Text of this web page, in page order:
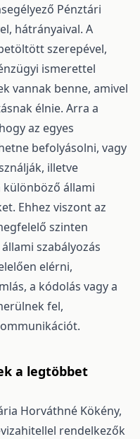
Pénztári
hátrányaival. A
szerepével,
ismerettel
vannak benne, amivel
élnie. Arra a
az egyes
befolyásolni, vagy
illetve
különböző állami
Ehhez viszont az
szinten
szabályozás
elérni,
a kódolás vagy a
fel,
a legtöbbet
Horváthné Kökény,
rendelkezők